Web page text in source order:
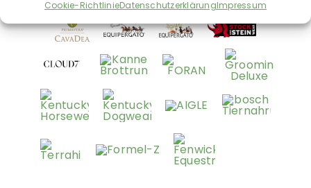
Cookie-RichtlinieDatenschutzerklärungImpressum